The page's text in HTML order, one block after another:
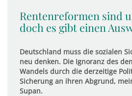
Rentenreformen sind
doch es gibt einen
Deutschland muss die sozialen
neu denken. Die Ignoranz des
Wandels durch die derzeitige
Sicherung an ihren Abgrund,
Supan.